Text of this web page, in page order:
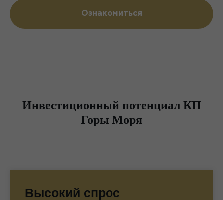
Ознакомиться
Инвестиционный потенциал КП
Горы Моря
Высокий спрос